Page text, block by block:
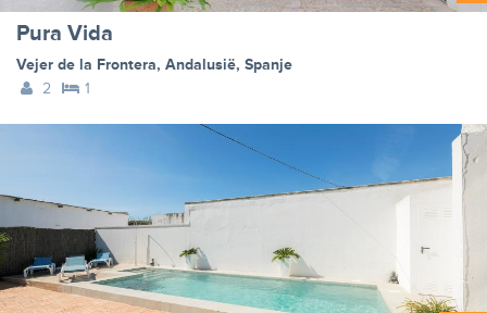
Pura Vida
Vejer de la Frontera, Andalusië, Spanje
2
1